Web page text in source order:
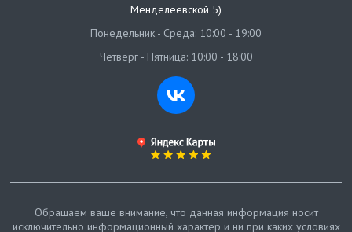
Менделеевской 5)
Понедельник - Среда: 10:00 - 19:00
Четверг - Пятница: 10:00 - 18:00
Обращаем ваше внимание, что данная информация носит
исключительно информационный характер и ни при каких условиях